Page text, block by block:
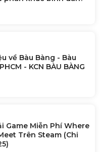
về Bàu Bàng - Bàu
- KCN BÀU BÀNG
Game Miễn Phí Where
Trên Steam (Chi